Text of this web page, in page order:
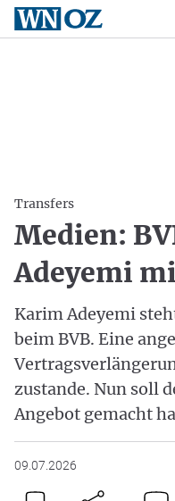
Transfers
Medien:
Adeyemi
Karim Adeyemi
beim BVB. Eine
zustande. Nun soll
Angebot gemacht
09.07.2026